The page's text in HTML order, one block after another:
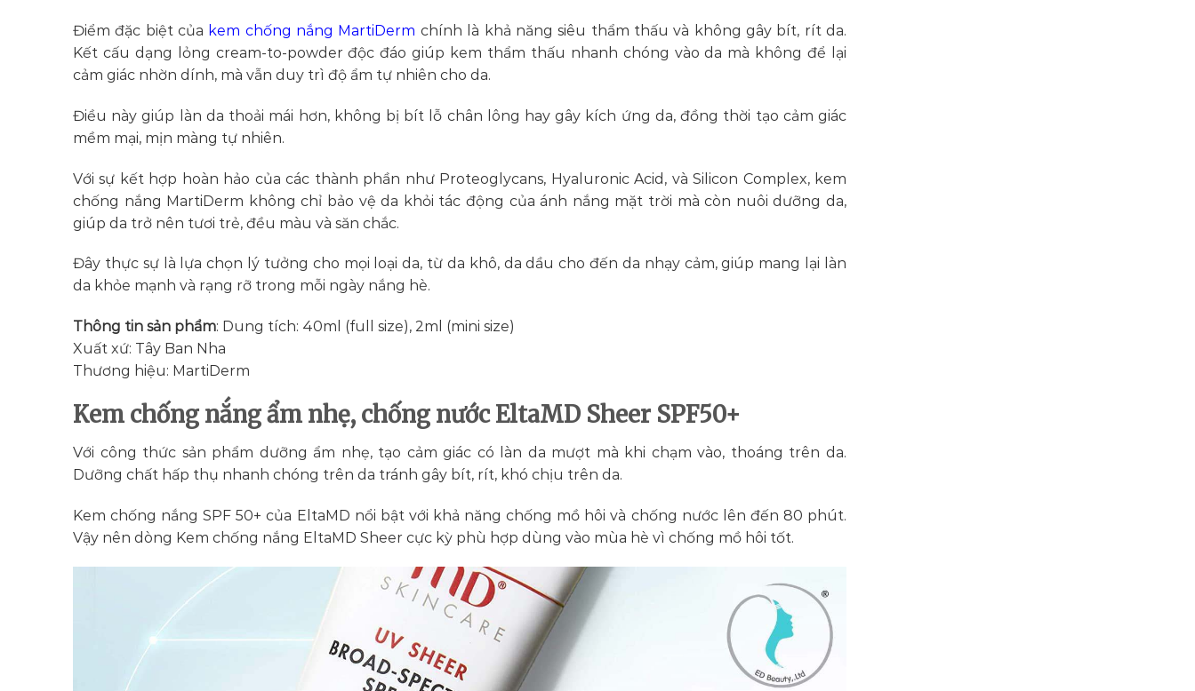
Điểm đặc biệt của kem chống nắng MartiDerm chính là khả năng siêu thẩm thấu và không gây bít, rít da.
Kết cấu dạng lỏng cream-to-powder độc đáo giúp kem thẩm thấu nhanh chóng vào da mà không để lại
cảm giác nhờn dính, mà vẫn duy trì độ ẩm tự nhiên cho da.
Điều này giúp làn da thoải mái hơn, không bị bít lỗ chân lông hay gây kích ứng da, đồng thời tạo cảm giác
mềm mại, mịn màng tự nhiên.
Với sự kết hợp hoàn hảo của các thành phần như Proteoglycans, Hyaluronic Acid, và Silicon Complex, kem
chống nắng MartiDerm không chỉ bảo vệ da khỏi tác động của ánh nắng mặt trời mà còn nuôi dưỡng da,
giúp da trở nên tươi trẻ, đều màu và săn chắc.
Đây thực sự là lựa chọn lý tưởng cho mọi loại da, từ da khô, da dầu cho đến da nhạy cảm, giúp mang lại làn
da khỏe mạnh và rạng rỡ trong mỗi ngày nắng hè.
Thông tin sản phẩm: Dung tích: 40ml (full size), 2ml (mini size)
Xuất xứ: Tây Ban Nha
Thương hiệu: MartiDerm
Kem chống nắng ẩm nhẹ, chống nước EltaMD Sheer SPF50+
Với công thức sản phẩm dưỡng ẩm nhẹ, tạo cảm giác có làn da mượt mà khi chạm vào, thoáng trên da.
Dưỡng chất hấp thụ nhanh chóng trên da tránh gây bít, rít, khó chịu trên da.
Kem chống nắng SPF 50+ của EltaMD nổi bật với khả năng chống mồ hôi và chống nước lên đến 80 phút.
Vậy nên dòng Kem chống nắng EltaMD Sheer cực kỳ phù hợp dùng vào mùa hè vì chống mồ hôi tốt.